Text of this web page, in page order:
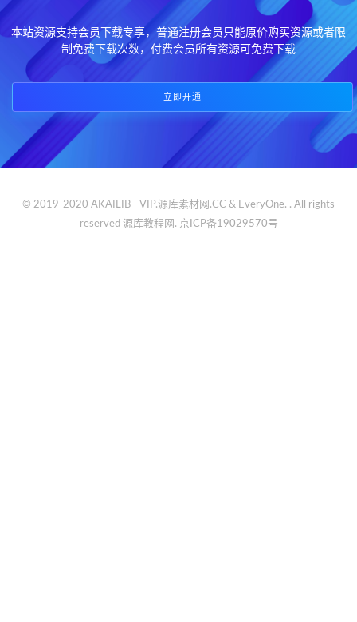
本站资源支持会员下载专享，普通注册会员只能原价购买资源或者限
制免费下载次数，付费会员所有资源可免费下载
立即开通
© 2019-2020 AKAILIB - VIP.源库素材网.CC & EveryOne. . All rights
reserved 源库教程网. 京ICP备19029570号